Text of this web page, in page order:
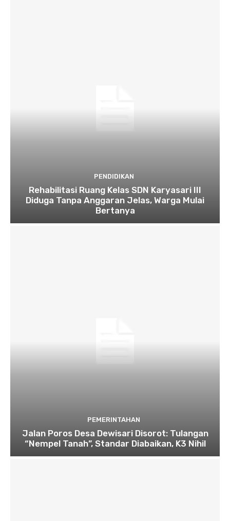
PENDIDIKAN
Rehabilitasi Ruang Kelas SDN Karyasari III
Diduga Tanpa Anggaran Jelas, Warga Mulai
Bertanya
PEMERINTAHAN
Jalan Poros Desa Dewisari Disorot: Tulangan
“Nempel Tanah”, Standar Diabaikan, K3 Nihil